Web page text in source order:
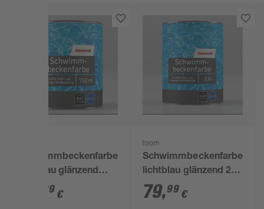
Schwimmbeckenfarbe
lichtblau glänzend
99 €
toom
Schwimmbeckenfarbe
lichtblau glänzend 2,5
l79,99 €